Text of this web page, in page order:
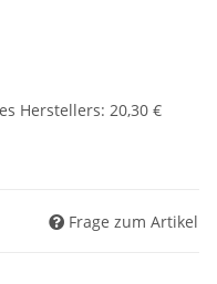
Herstellers: 20,30 €
Frage zum Artikel